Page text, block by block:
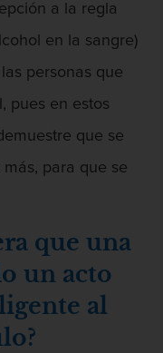
Para Pandillas
a la regla
en la sangre)
personas que
pues en estos
que se
para que se
que una
un acto
al